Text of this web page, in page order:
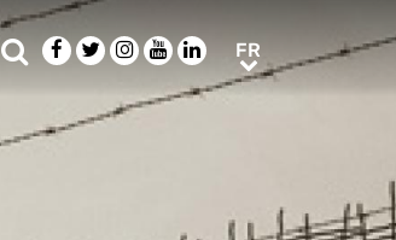
Rechercher
Facebook
TwitterInstagram
YoutubeLinkedIn
FR